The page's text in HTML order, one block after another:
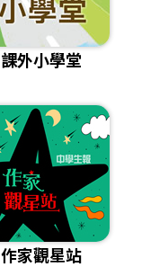
課外小學堂
作家觀星站